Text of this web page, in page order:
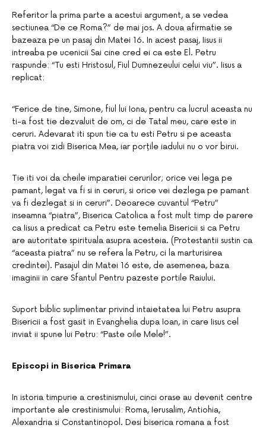
Referitor la prima parte a acestui argument, a se vedea
sectiunea “De ce Roma?” de mai jos. A doua afirmatie se
bazeaza pe un pasaj din Matei 16. In acest pasaj, Iisus ii
intreaba pe ucenicii Sai cine cred ei ca este El. Petru
raspunde: “Tu esti Hristosul, Fiul Dumnezeului celui viu”. Iisus a
replicat:
“Ferice de tine, Simone, fiul lui Iona, pentru ca lucrul aceasta nu
ti-a fost tie dezvaluit de om, ci de Tatal meu, care este in
ceruri. Adevarat iti spun tie ca tu esti Petru si pe aceasta
piatra voi zidi Biserica Mea, iar porțile iadului nu o vor birui.
Tie iti voi da cheile imparatiei cerurilor; orice vei lega pe
pamant, legat va fi si in ceruri, si orice vei dezlega pe pamant
va fi dezlegat si in ceruri”. Deoarece cuvantul “Petru”
inseamna “piatra”, Biserica Catolica a fost mult timp de parere
ca Iisus a predicat ca Petru este temelia Bisericii si ca Petru
are autoritate spirituala asupra acesteia. (Protestantii sustin ca
“aceasta piatra” nu se refera la Petru, ci la marturisirea
credintei). Pasajul din Matei 16 este, de asemenea, baza
imaginii in care Sfantul Pentru pazeste portile Raiului.
Suport biblic suplimentar privind intaietatea lui Petru asupra
Bisericii a fost gasit in Evanghelia dupa Ioan, in care Iisus cel
inviat ii spune lui Petru: “Paste oile Mele!”.
Episcopi in Biserica Primara
In istoria timpurie a crestinismului, cinci orase au devenit centre
importante ale crestinismului: Roma, Ierusalim, Antiohia,
Alexandria si Constantinopol. Desi biserica romana a fost